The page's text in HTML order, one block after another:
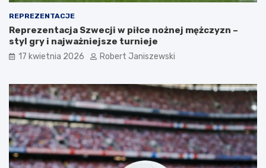
REPREZENTACJE
Reprezentacja Szwecji w piłce nożnej mężczyzn –
styl gry i najważniejsze turnieje
17 kwietnia 2026 Robert Janiszewski